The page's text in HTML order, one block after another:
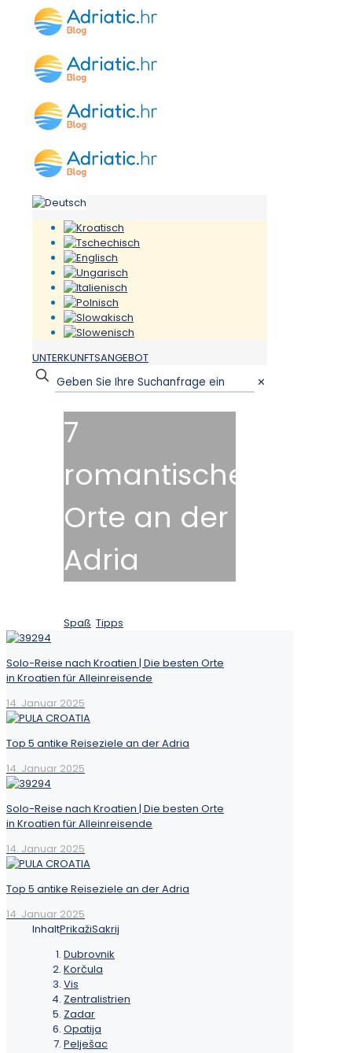
UNTERKUNFTSANGEBOT
✕
7
romantische
Orte an der
Adria
Spaß Tipps
Solo-Reise nach Kroatien | Die besten Orte
in Kroatien für Alleinreisende
14. Januar 2025
Top 5 antike Reiseziele an der Adria
14. Januar 2025
Solo-Reise nach Kroatien | Die besten Orte
in Kroatien für Alleinreisende
14. Januar 2025
Top 5 antike Reiseziele an der Adria
14. Januar 2025
InhaltPrikažiSakrij
Dubrovnik
Korčula
Vis
Zentralistrien
Zadar
Opatija
Pelješac